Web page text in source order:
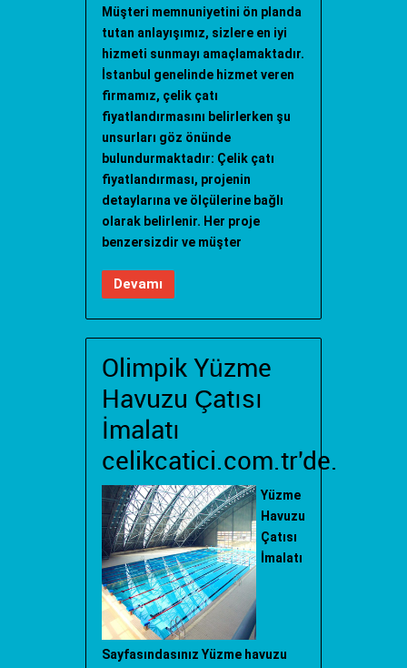
Müşteri memnuniyetini ön planda
tutan anlayışımız, sizlere en iyi
hizmeti sunmayı amaçlamaktadır.
İstanbul genelinde hizmet veren
firmamız, çelik çatı
fiyatlandırmasını belirlerken şu
unsurları göz önünde
bulundurmaktadır: Çelik çatı
fiyatlandırması, projenin
detaylarına ve ölçülerine bağlı
olarak belirlenir. Her proje
benzersizdir ve müşter
Devamı
Olimpik Yüzme
Havuzu Çatısı
İmalatı
celikcatici.com.tr'de.
Yüzme
Havuzu
Çatısı
İmalatı
Sayfasındasınız Yüzme havuzu